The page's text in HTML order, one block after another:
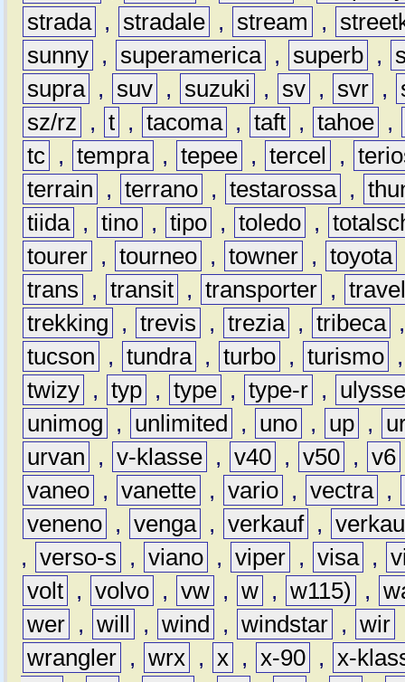
strada , stradale , stream ,
sunny , superamerica , superb ,
supra , suv , suzuki , sv , svr ,
sz/rz
, t , tacoma , taft , tahoe ,
tc , tempra , tepee , tercel ,
terrain
, terrano , testarossa ,
tiida , tino , tipo , toledo ,
tourer , tourneo , towner , toyota
trans
, transit , transporter ,
trekking
, trevis , trezia , tribeca
tucson
, tundra , turbo , turismo
twizy , typ , type , type-r ,
unimog
, unlimited , uno , up ,
urvan
, v-klasse , v40 , v50 , v6
vaneo , vanette , vario , vectra ,
veneno , venga , verkauf ,
, verso-s , viano , viper , visa ,
volt , volvo , vw , w , w115) ,
wer , will , wind , windstar , wir
wrangler , wrx , x , x-90 , x-